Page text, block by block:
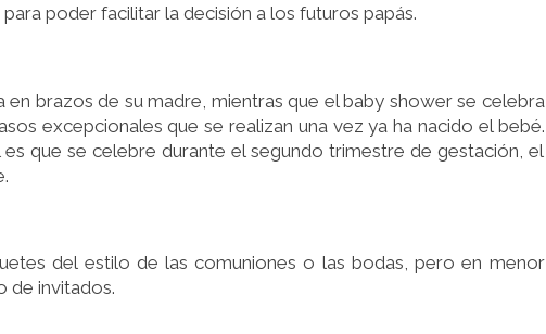
poder facilitar la decisión a los futuros papás.
brazos de su madre, mientras que el baby shower se celebra
excepcionales que se realizan una vez ya ha nacido el bebé.
que se celebre durante el segundo trimestre de gestación, el
del estilo de las comuniones o las bodas, pero en menor
de invitados.